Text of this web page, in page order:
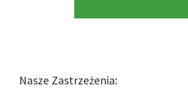
Nasze Zastrzeżenia: